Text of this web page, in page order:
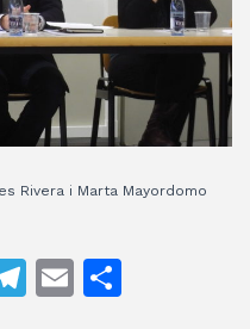
Rivera i Marta Mayordomo
T
E